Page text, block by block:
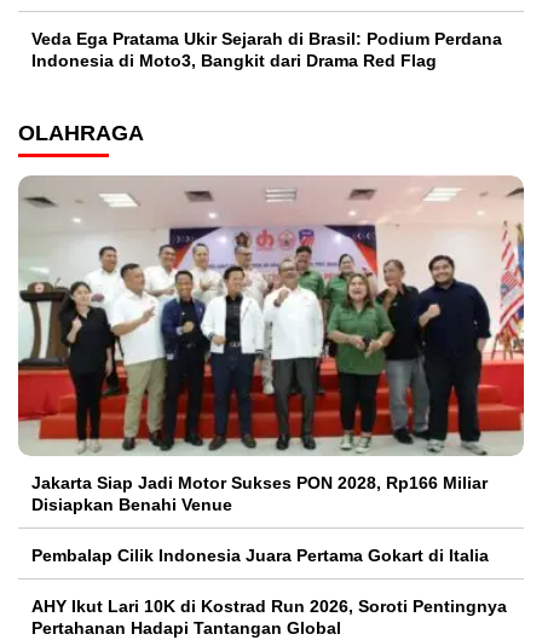
Veda Ega Pratama Ukir Sejarah di Brasil: Podium Perdana
Indonesia di Moto3, Bangkit dari Drama Red Flag
OLAHRAGA
Jakarta Siap Jadi Motor Sukses PON 2028, Rp166 Miliar
Disiapkan Benahi Venue
Pembalap Cilik Indonesia Juara Pertama Gokart di Italia
AHY Ikut Lari 10K di Kostrad Run 2026, Soroti Pentingnya
Pertahanan Hadapi Tantangan Global